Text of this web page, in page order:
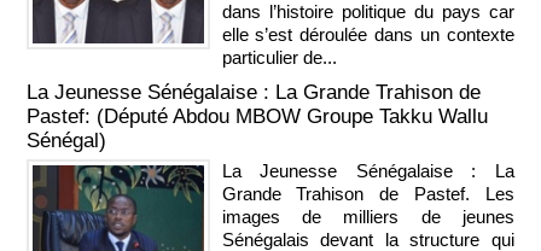
dans l’histoire politique du pays car
elle s’est déroulée dans un contexte
particulier de...
La Jeunesse Sénégalaise : La Grande Trahison de
Pastef: (Député Abdou MBOW Groupe Takku Wallu
Sénégal)
La Jeunesse Sénégalaise : La
Grande Trahison de Pastef. Les
images de milliers de jeunes
Sénégalais devant la structure qui